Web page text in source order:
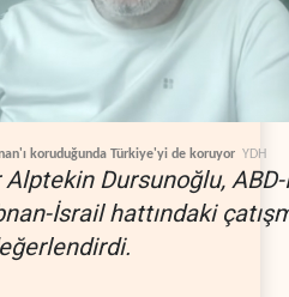
koruduğunda Türkiye'yi de koruyor YDH
Dursunoğlu,
İsrail hattındaki